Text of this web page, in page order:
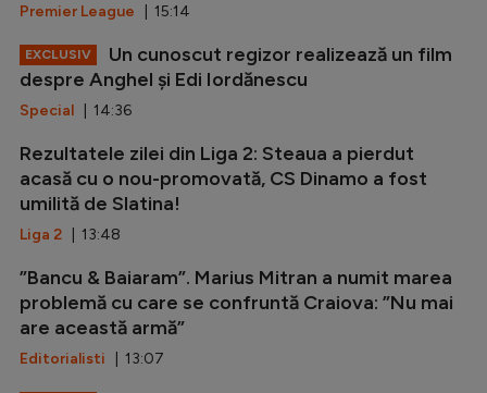
Premier League | 15:14
EXCLUSIV
Un cunoscut regizor realizează un film
despre Anghel și Edi Iordănescu
Special | 14:36
Rezultatele zilei din Liga 2: Steaua a pierdut
acasă cu o nou-promovată, CS Dinamo a fost
umilită de Slatina!
Liga 2 | 13:48
”Bancu & Baiaram”. Marius Mitran a numit marea
problemă cu care se confruntă Craiova: ”Nu mai
are această armă”
Editorialisti | 13:07